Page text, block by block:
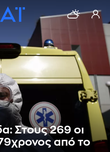
Στους 269 οι
από το